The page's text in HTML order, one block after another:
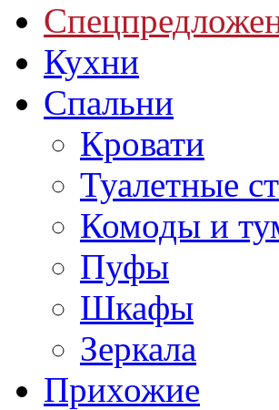
Кухни
Спальни
Кровати
Туалетные
Комоды и
Пуфы
Шкафы
Зеркала
Прихожие